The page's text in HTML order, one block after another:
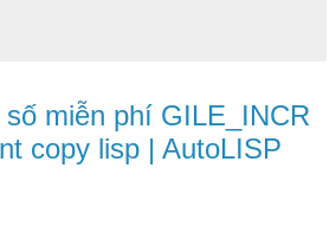
miễn phí GILE_INCR
copy lisp | AutoLISP